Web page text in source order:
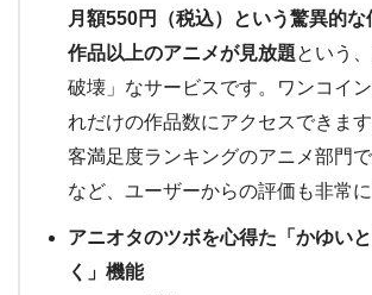
月額550円（税込）という驚異的
作品以上のアニメが見放題という
破壊」なサービスです。ワンコイ
れだけの作品数にアクセスできま
客満足度ランキングのアニメ部門
など、ユーザーからの評価も非常に
アニオタのツボを心得た「かゆい
く」機能